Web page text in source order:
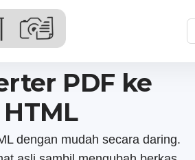
PDF ke
HTML
dengan mudah secara daring.